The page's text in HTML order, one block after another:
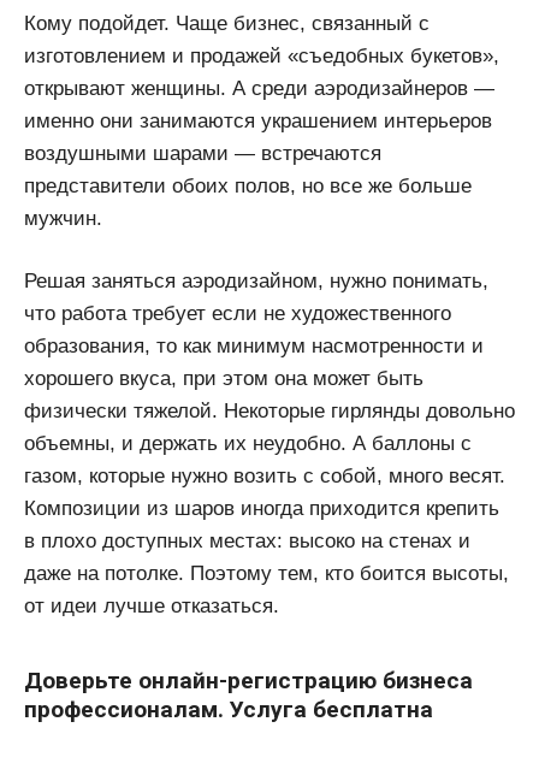
Кому подойдет. Чаще бизнес, связанный с
изготовлением и продажей «съедобных букетов»,
открывают женщины. А среди аэродизайнеров —
именно они занимаются украшением интерьеров
воздушными шарами — встречаются
представители обоих полов, но все же больше
мужчин.
Решая заняться аэродизайном, нужно понимать,
что работа требует если не художественного
образования, то как минимум насмотренности и
хорошего вкуса, при этом она может быть
физически тяжелой. Некоторые гирлянды довольно
объемны, и держать их неудобно. А баллоны с
газом, которые нужно возить с собой, много весят.
Композиции из шаров иногда приходится крепить
в плохо доступных местах: высоко на стенах и
даже на потолке. Поэтому тем, кто боится высоты,
от идеи лучше отказаться.
Доверьте онлайн-регистрацию бизнеса
профессионалам. Услуга бесплатна